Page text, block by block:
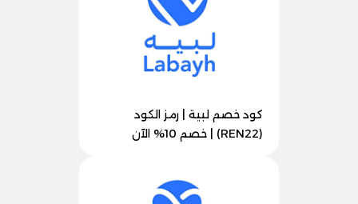
كود خصم لبية | رمز الكود
(REN22) | خصم 10% الآن